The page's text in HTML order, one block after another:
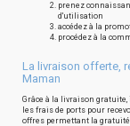
prenez
d'utilisation
accédez à la
procédez à la
La livraison offerte,
Maman
Grâce à la livraison
les frais de ports pour
offres permettant la